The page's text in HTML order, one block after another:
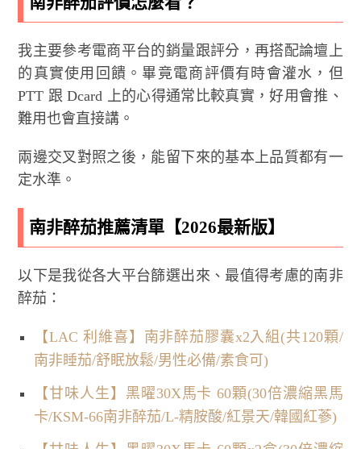
我主要參考電商平台的銷量跟評分，再搭配論壇上
的真實使用回饋。畢竟電商評價有時會灌水，但
PTT 跟 Dcard 上的心得通常比較真實，好用會推、
難用也會直接講。
兩邊交叉對照之後，能留下來的基本上品質都有一
定水準。
南非醉茄推薦清單【2026最新版】
以下是我從各大平台篩選出來、最值得考慮的南非
醉茄：
【LAC 利維喜】南非醉茄膠囊x2入組(共120顆/
南非睡茄/舒眠放鬆/男性必備/素食可)
【甘味人生】黑曜30X馬卡 60顆(30倍濃縮黑馬
卡/KSM-66南非醉茄/L-精胺酸/紅景天/韓國紅蔘)